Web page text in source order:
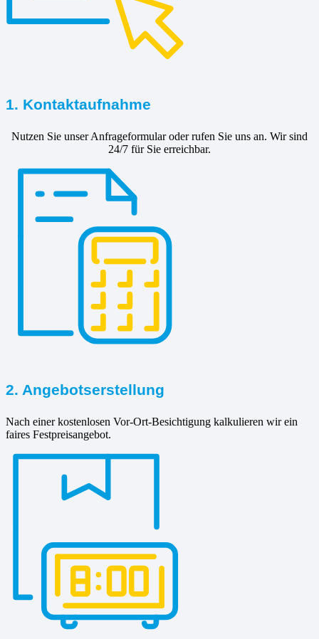
1. Kontaktaufnahme
Nutzen Sie unser Anfrageformular oder rufen Sie uns an. Wir sind
24/7 für Sie erreichbar.
2. Angebotserstellung
Nach einer kostenlosen Vor-Ort-Besichtigung kalkulieren wir ein
faires Festpreisangebot.